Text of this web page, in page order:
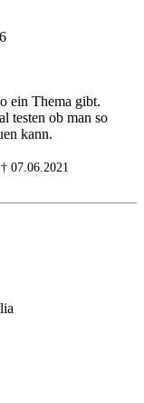
ein Thema gibt.
testen ob man so
kann.
07.06.2021